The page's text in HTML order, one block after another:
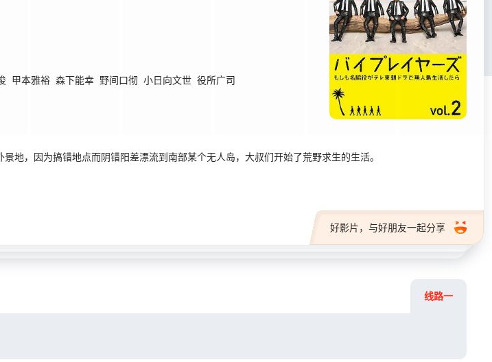
甲本雅裕 森下能幸 野间口彻 小日向文世 役所广司
，因为搞错地点而阴错阳差漂流到南部某个无人岛，大叔们开始了荒野求生的生活。
好影片，与好朋友一起分享
线路一